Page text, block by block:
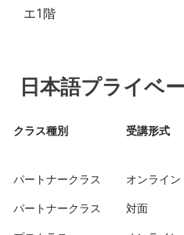
エ1階
日本語プライベ
クラス種別 受講形式
パートナークラス
オンライン
パートナークラス
対面